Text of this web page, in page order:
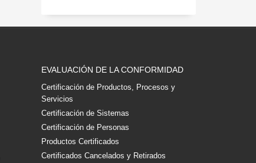
EVALUACIÓN DE LA CONFORMIDAD
Certificación de Productos, Procesos y
Servicios
Certificación de Sistemas
Certificación de Personas
Productos Certificados
Certificados Cancelados y Retirados